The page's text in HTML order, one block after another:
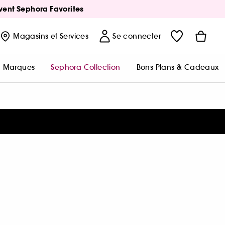
Sephora Favorites
Magasins et Services Se connecter
Marques Sephora Collection Bons Plans & Cadeaux